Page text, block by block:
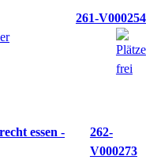
261-V000254
essen -
262-
V000273